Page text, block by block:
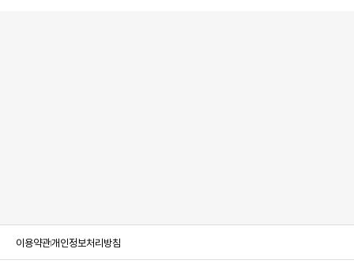
이용약관개인정보처리방침